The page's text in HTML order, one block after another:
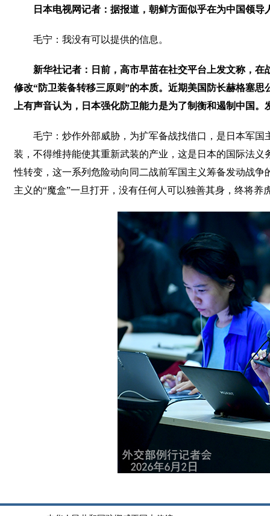
日本电视网记者：据报道，朝鲜方面似乎在为中国领
毛宁：我没有可以提供的信息。
新华社记者：日前，高市早苗在社交平台上发文称，
修改“防卫装备转移三原则”的本质。近期美国防长赫格塞
上有声音认为，日本强化防卫能力是为了制衡和遏制中国。
毛宁：炒作外部威胁，为扩军备战找借口，是日本军
装，不得维持能使其重新武装的产业，这是日本的国际法
性转变，这一系列危险动向同二战前军国主义筹备发动战
主义的“魔盒”一旦打开，没有任何人可以独善其身，终将养